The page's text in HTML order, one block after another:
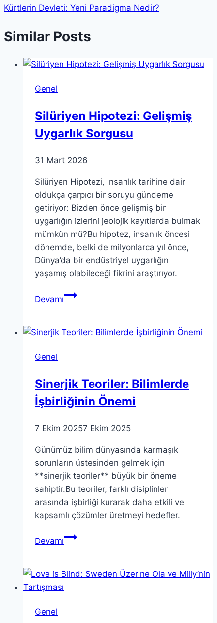
Kürtlerin Devleti: Yeni Paradigma Nedir?
Similar Posts
Genel
Silüriyen Hipotezi: Gelişmiş
Uygarlık Sorgusu
31 Mart 2026
Silüriyen Hipotezi, insanlık tarihine dair
oldukça çarpıcı bir soruyu gündeme
getiriyor: Bizden önce gelişmiş bir
uygarlığın izlerini jeolojik kayıtlarda bulmak
mümkün mü?Bu hipotez, insanlık öncesi
dönemde, belki de milyonlarca yıl önce,
Dünya’da bir endüstriyel uygarlığın
yaşamış olabileceği fikrini araştırıyor.
DevamıSilüriyen
Uygarlık
Genel
Sinerjik Teoriler: Bilimlerde
İşbirliğinin Önemi
7 Ekim 20257 Ekim 2025
Günümüz bilim dünyasında karmaşık
sorunların üstesinden gelmek için
**sinerjik teoriler** büyük bir öneme
sahiptir.Bu teoriler, farklı disiplinler
arasında işbirliği kurarak daha etkili ve
kapsamlı çözümler üretmeyi hedefler.
DevamıSinerjik
İşbirliğinin
Önemi
Genel